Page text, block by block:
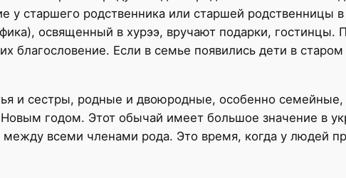
у старшего родственника или старшей родственницы
освященный в хурээ, вручают подарки, гостинцы.
благословение. Если в семье появились дети в
и сестры, родные и двоюродные, особенно
Новым годом. Этот обычай имеет большое значение в
всеми членами рода. Это время, когда у людей